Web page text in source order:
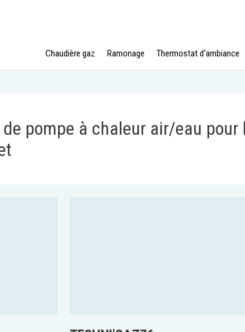
Chaudière gaz Ramonage Thermostat d'ambiance
pompe à chaleur air/eau